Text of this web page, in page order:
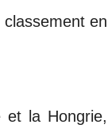
en
et la Hongrie,